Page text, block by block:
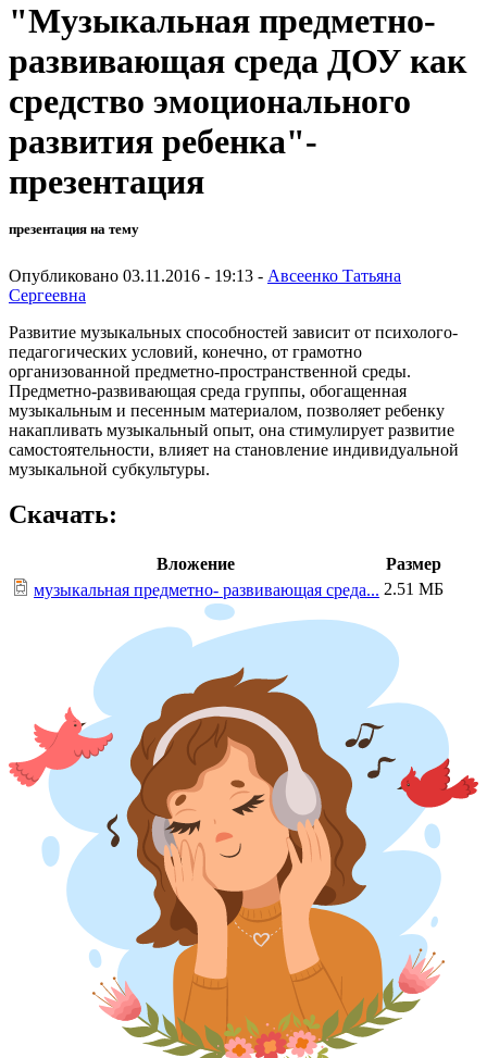
"Музыкальная предметно-
развивающая среда ДОУ как
средство эмоционального
развития ребенка"-
презентация
презентация на тему
Опубликовано 03.11.2016 - 19:13 - Авсеенко Татьяна
Сергеевна
Развитие музыкальных способностей зависит от психолого-
педагогических условий, конечно, от грамотно
организованной предметно-пространственной среды.
Предметно-развивающая среда группы, обогащенная
музыкальным и песенным материалом, позволяет ребенку
накапливать музыкальный опыт, она стимулирует развитие
самостоятельности, влияет на становление индивидуальной
музыкальной субкультуры.
Скачать:
Вложение
Размер
музыкальная предметно- развивающая среда... 2.51 МБ